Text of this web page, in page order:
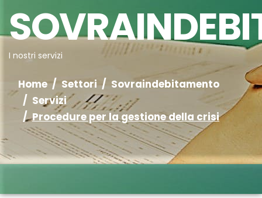
I nostri servizi
Home Settori
Sovraindebitamento
Servizi
Procedure per la gestione della crisi